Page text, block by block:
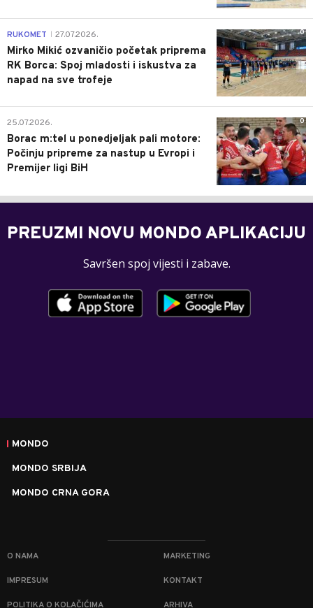
0
RUKOMET 27.07.2026.
Mirko Mikić ozvaničio početak priprema
RK Borca: Spoj mladosti i iskustva za
napad na sve trofeje
0
25.07.2026.
Borac m:tel u ponedjeljak pali motore:
Počinju pripreme za nastup u Evropi i
Premijer ligi BiH
PREUZMI NOVU MONDO APLIKACIJU
Savršen spoj vijesti i zabave.
MONDO
MONDO SRBIJA
MONDO CRNA GORA
O NAMA MARKETING
IMPRESUM KONTAKT
POLITIKA O KOLAČIĆIMA ARHIVA